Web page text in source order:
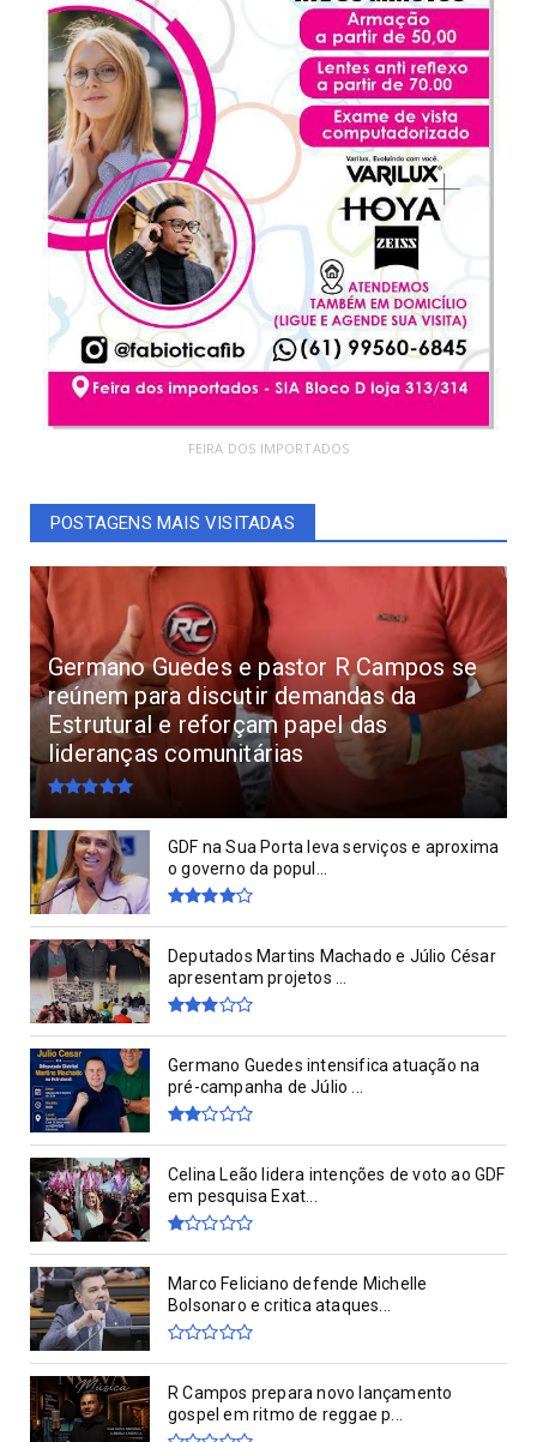
FEIRA DOS IMPORTADOS
POSTAGENS MAIS VISITADAS
Germano Guedes e pastor R Campos se
reúnem para discutir demandas da
Estrutural e reforçam papel das
lideranças comunitárias
GDF na Sua Porta leva serviços e aproxima
o governo da popul...
Deputados Martins Machado e Júlio César
apresentam projetos ...
Germano Guedes intensifica atuação na
pré-campanha de Júlio ...
Celina Leão lidera intenções de voto ao GDF
em pesquisa Exat...
Marco Feliciano defende Michelle
Bolsonaro e critica ataques...
R Campos prepara novo lançamento
gospel em ritmo de reggae p...